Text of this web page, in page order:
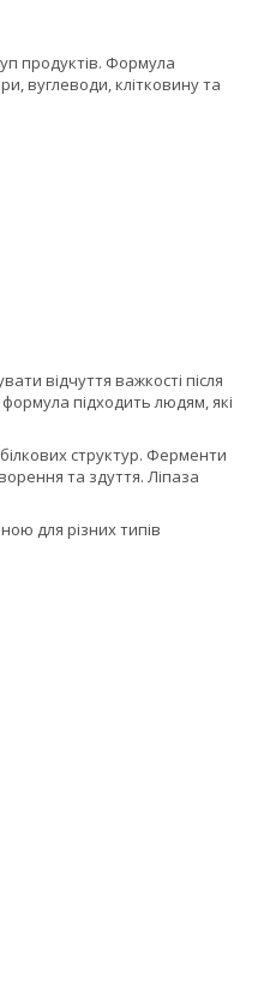
продуктів. Формула
вуглеводи, клітковину та
відчуття важкості після
підходить людям, які
структур. Ферменти
та здуття. Ліпаза
для різних типів